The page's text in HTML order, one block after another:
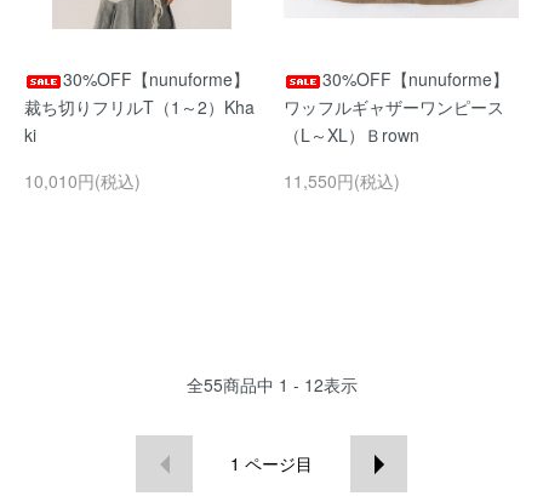
30%OFF【nunuforme】
裁ち切りフリルT（1～2）Kha
ki
10,010円(税込)
30%OFF【nunuforme】
ワッフルギャザーワンピース
（L～XL）Ｂrown
11,550円(税込)
全55商品中 1 - 12表示
1 ページ目